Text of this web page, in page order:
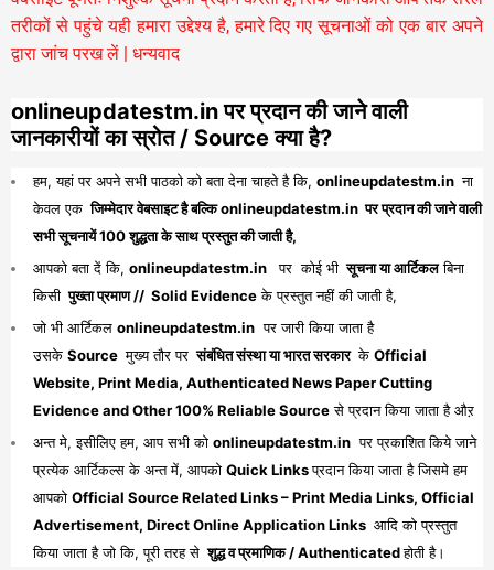
तरीकों से पहुंचे यही हमारा उद्देश्य है, हमारे दिए गए सूचनाओं को एक बार अपने
द्वारा जांच परख लें | धन्यवाद
onlineupdatestm.in पर प्रदान की जाने वाली
जानकारीयों का स्रोत / Source क्या है?
हम, यहां पर अपने सभी पाठको को बता देना चाहते है कि, onlineupdatestm.in ना
केवल एक जिम्मेदार वेबसाइट है बल्कि onlineupdatestm.in पर प्रदान की जाने वाली
सभी सूचनायें 100 शुद्धता के साथ प्रस्तुत की जाती है,
आपको बता दें कि, onlineupdatestm.in पर कोई भी सूचना या आर्टिकलबिना
किसी पुख्ता प्रमाण // Solid Evidenceके प्रस्तुत नहीं की जाती है,
जो भी आर्टिकल onlineupdatestm.in पर जारी किया जाता है
उसके Source मुख्य तौर पर संबंधित संस्था या भारत सरकार के Official
Website, Print Media, Authenticated News Paper Cutting
Evidence and Other 100% Reliable Sourceसे प्रदान किया जाता है औऱ
अन्त मे, इसीलिए हम, आप सभी को onlineupdatestm.in पर प्रकाशित किये जाने
प्रत्येक आर्टिकल्स के अन्त में, आपको Quick Linksप्रदान किया जाता है जिसमे हम
आपको Official Source Related Links – Print Media Links, Official
Advertisement, Direct Online Application Links आदि को प्रस्तुत
किया जाता है जो कि, पूरी तरह से शुद्ध व प्रमाणिक / Authenticatedहोती है।